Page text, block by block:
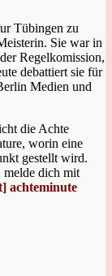
Tübingen zu
Sie war in
Regelkomission,
debattiert sie für
Medien und
die Achte
worin eine
gestellt wird.
melde dich mit
achteminute